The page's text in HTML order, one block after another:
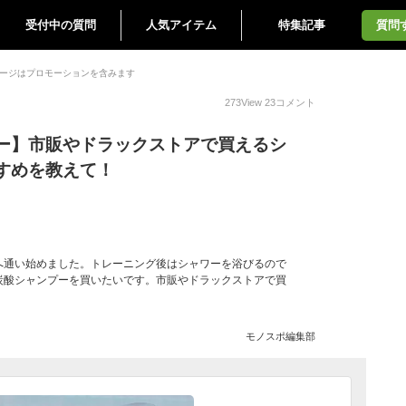
受付中の質問 人気アイテム 特集記事 質問
ジはプロモーションを含みます
273View 23コメント
】市販やドラックストアで買えるシ
めを教えて！
い始めました。トレーニング後はシャワーを浴びるので
シャンプーを買いたいです。市販やドラックストアで買
モノスポ編集部